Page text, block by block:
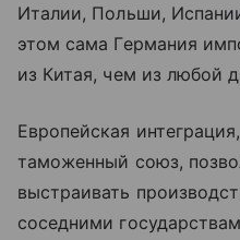
Италии, Польши,
этом сама Германия
из Китая, чем из любой
Европейская
таможенный союз,
выстраивать
соседними